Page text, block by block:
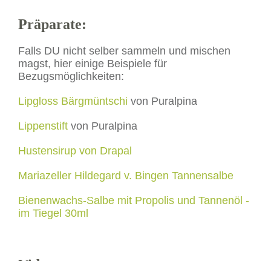
Präparate:
Falls DU nicht selber sammeln und mischen
magst, hier einige Beispiele für
Bezugsmöglichkeiten:
Lipgloss Bärgmüntschi von Puralpina
Lippenstift von Puralpina
Hustensirup von Drapal
Mariazeller Hildegard v. Bingen Tannensalbe
Bienenwachs-Salbe mit Propolis und Tannenöl -
im Tiegel 30ml